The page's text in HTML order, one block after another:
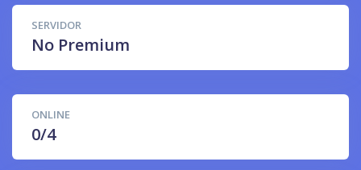
SERVIDOR
No Premium
ONLINE
0/4